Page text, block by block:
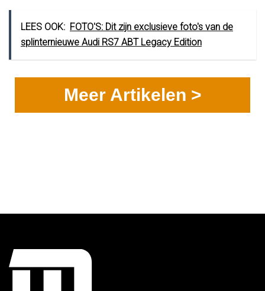
LEES OOK: FOTO'S: Dit zijn exclusieve foto's van de
splinternieuwe Audi RS7 ABT Legacy Edition
Meer Artikelen >